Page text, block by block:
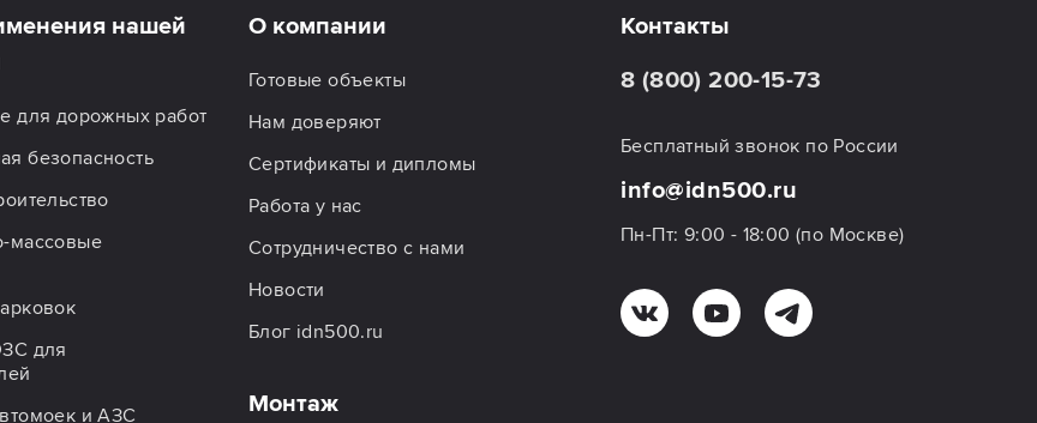
нашей
для дорожных работ
безопасность
массовые
для
и АЗС
О компании
Готовые объекты
Нам доверяют
Сертификаты и дипломы
Работа у нас
Сотрудничество с нами
Новости
Блог idn500.ru
Монтаж
Контакты
8 (800) 200-15-73
Бесплатный звонок по России
info@idn500.ru
Пн-Пт: 9:00 - 18:00 (по Москве)